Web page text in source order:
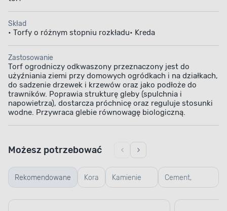
Skład
• Torfy o różnym stopniu rozkładu• Kreda
Zastosowanie
Torf ogrodniczy odkwaszony przeznaczony jest do
użyźniania ziemi przy domowych ogródkach i na działkach,
do sadzenie drzewek i krzewów oraz jako podłoże do
trawników. Poprawia strukturę gleby (spulchnia i
napowietrza), dostarcza próchnicę oraz reguluje stosunki
wodne. Przywraca glebie równowagę biologiczną.
Rekomendowane Kora Kamienie
ogrodowe
Cement,
wapno, piasek
Możesz potrzebować